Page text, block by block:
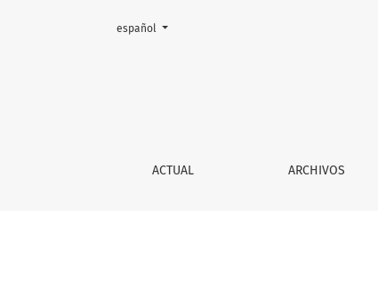
Los retiros de las fondos previsionales y
ACTUAL ARCHIVOS
Cambiar el idioma. El actual es:
español